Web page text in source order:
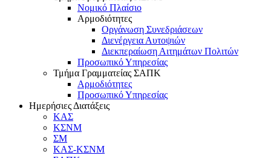
Νομικό Πλαίσιο
Αρμοδιότητες
Οργάνωση Συνεδριάσεων
Διενέργεια Αυτοψιών
Διεκπεραίωση Αιτημάτων Πολιτών
Προσωπικό Υπηρεσίας
Τμήμα Γραμματείας ΣΑΠΚ
Αρμοδιότητες
Προσωπικό Υπηρεσίας
Ημερήσιες Διατάξεις
ΚΑΣ
ΚΣΝΜ
ΣΜ
ΚΑΣ-ΚΣΝΜ